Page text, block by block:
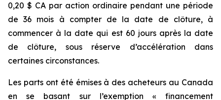
0,20 $ CA par action ordinaire pendant une période
de 36 mois à compter de la date de clôture, à
commencer à la date qui est 60 jours après la date
de clôture, sous réserve d’accélération dans
certaines circonstances.
Les parts ont été émises à des acheteurs au Canada
en se basant sur l’exemption « financement